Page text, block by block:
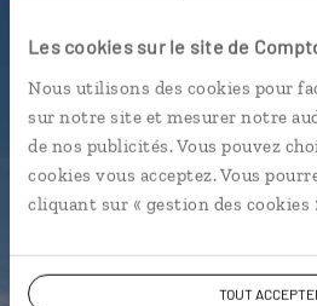
Les cookies sur le site de
Nous utilisons des cookies pour
sur notre site et mesurer notre
de nos publicités. Vous pouvez
cookies vous acceptez. Vous
cliquant sur « gestion des cookies
TOUT
Une envie
Berlin Mémorial de